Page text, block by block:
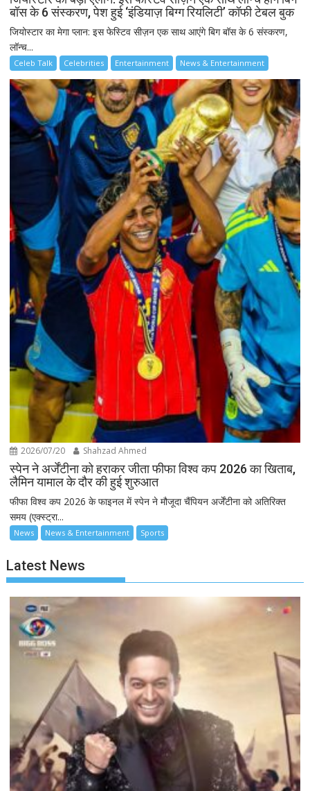
बॉस के 6 संस्करण, पेश हुई ‘इंडियाज़ बिग्ग रियलिटी’ कॉफी टेबल बुक
जियोस्टार का मेगा प्लान: इस फेस्टिव सीज़न एक साथ आएंगे बिग बॉस के 6 संस्करण,
लॉन्च...
Celeb Talk Celebrities Entertainment News & Entertainment
2026/07/20 Shahzad Ahmed
स्पेन ने अर्जेंटीना को हराकर जीता फीफा विश्व कप 2026 का खिताब,
लैमिन यामाल के दौर की हुई शुरुआत
फीफा विश्व कप 2026 के फाइनल में स्पेन ने मौजूदा चैंपियन अर्जेंटीना को अतिरिक्त
समय (एक्स्ट्रा...
News News & Entertainment Sports
Latest News